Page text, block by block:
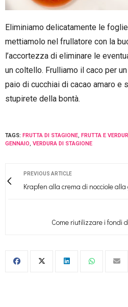
Eliminiamo delicatamente le
mettiamolo nel frullatore con la
l’accortezza di eliminare le
un coltello. Frulliamo il caco per
paio di cucchiai di cacao amaro e
stupirete della bontà.
TAGS: FRUTTA DI STAGIONE, FRUTTA E
GENNAIO, VERDURA DI STAGIONE
PREVIOUS ARTICLE
Krapfen alla crema di nocciole
Come riutilizzare i fondi